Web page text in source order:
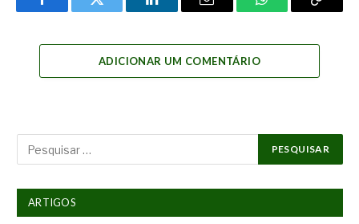
FacebookTwitter LinkedInEmail WhatsAppCopy
ADICIONAR UM COMENTÁRIO
ARTIGOS